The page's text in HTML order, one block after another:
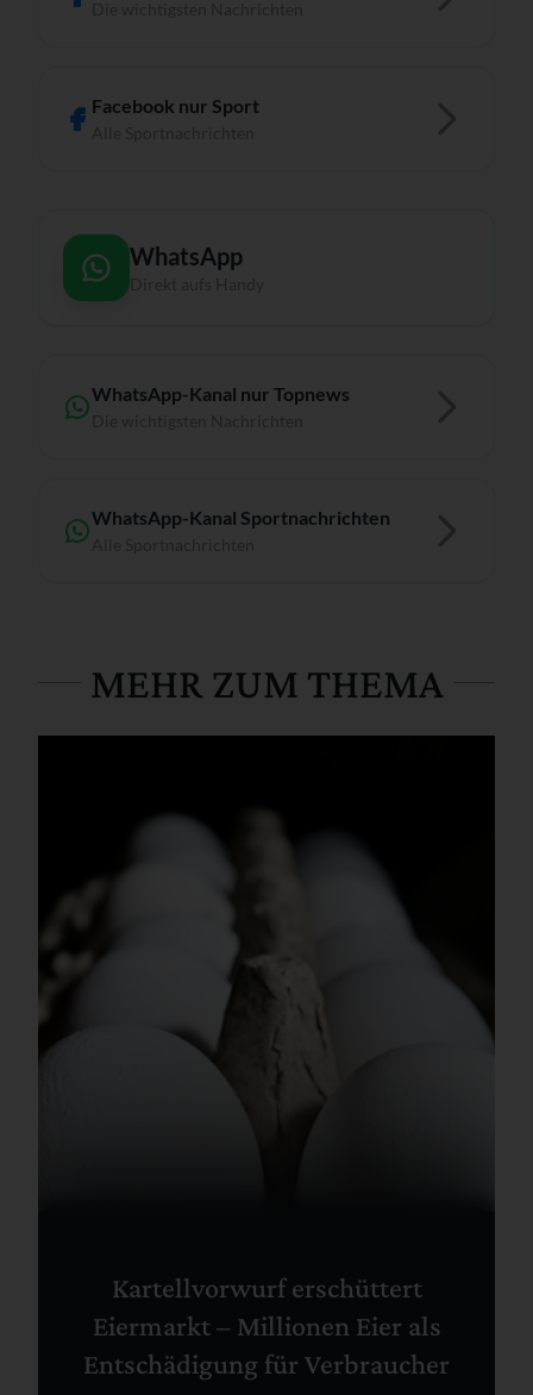
Facebook nur Sport
WhatsApp
WhatsApp-Kanal nur Topnews
WhatsApp-Kanal Sportnachrichten
MEHR ZUM THEMA
Kartellvorwurf erschüttert
Eiermarkt – Millionen Eier als
Entschädigung für Verbraucher